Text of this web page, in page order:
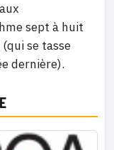
sept à huit
se tasse
dernière).